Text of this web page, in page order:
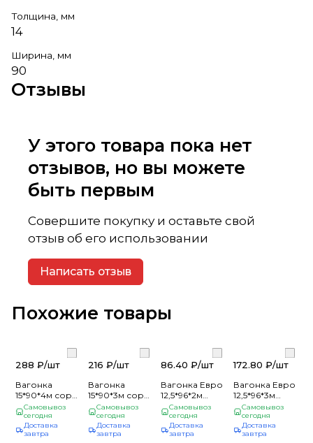
Толщина, мм
14
Ширина, мм
90
Отзывы
У этого товара пока нет
отзывов, но вы можете
быть первым
Совершите покупку и оставьте свой
отзыв об его использовании
Написать отзыв
Похожие товары
288 ₽/шт
Вагонка
15*90*4м сорт
С (1шт =
0,36м2) Кедр
Самовывоз
сегодня
Доставка
завтра
216 ₽/шт
Вагонка
15*90*3м сорт
С (1шт =
0,27м2) Кедр
Самовывоз
сегодня
Доставка
завтра
86.40 ₽/шт
Вагонка Евро
12,5*96*2м
сорт С (1шт =
0,192м2)
Сосна/Хвоя
Москва (10)
Самовывоз
сегодня
Доставка
завтра
172.80 ₽/шт
Вагонка Евро
12,5*96*3м
сорт B/ВС
(Норма) (1шт =
0,288м2)
сосна Москва
Самовывоз
сегодня
Доставка
завтра